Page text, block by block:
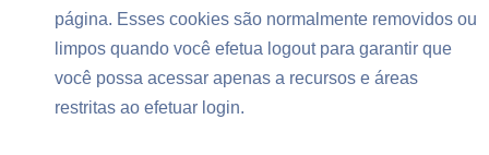
página. Esses cookies são normalmente removidos ou
limpos quando você efetua logout para garantir que
você possa acessar apenas a recursos e áreas
restritas ao efetuar login.